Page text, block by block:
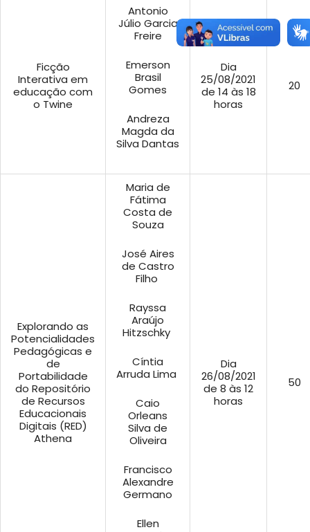
Ficção
Interativa em
educação com
o Twine
Antonio
Júlio Garcia
Freire
Emerson
Brasil
Gomes
Andreza
Magda da
Silva Dantas
Dia
25/08/2021
de 14 às 18
horas
20
Explorando as
Potencialidades
Pedagógicas e
de
Portabilidade
do Repositório
de Recursos
Educacionais
Digitais (RED)
Athena
Maria de
Fátima
Costa de
Souza
José Aires
de Castro
Filho
Rayssa
Araújo
Hitzschky
Cíntia
Arruda Lima
Caio
Orleans
Silva de
Oliveira
Francisco
Alexandre
Germano
Ellen
Dia
26/08/2021
de 8 às 12
horas
50